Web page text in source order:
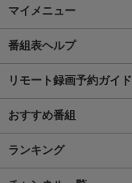
マイメニュー
番組表ヘルプ
リモート録画予約ガイド
おすすめ番組
ランキング